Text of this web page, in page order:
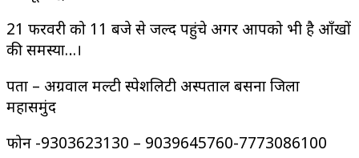
21 फरवरी को 11 बजे से जल्द पहुंचे अगर आपको भी है आँखों
की समस्या…।
पता – अग्रवाल मल्टी स्पेशलिटी अस्पताल बसना जिला
महासमुंद
फोन -9303623130 – 9039645760-7773086100